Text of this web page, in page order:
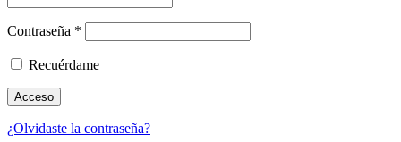
Contraseña *
Recuérdame
Acceso
¿Olvidaste la contraseña?